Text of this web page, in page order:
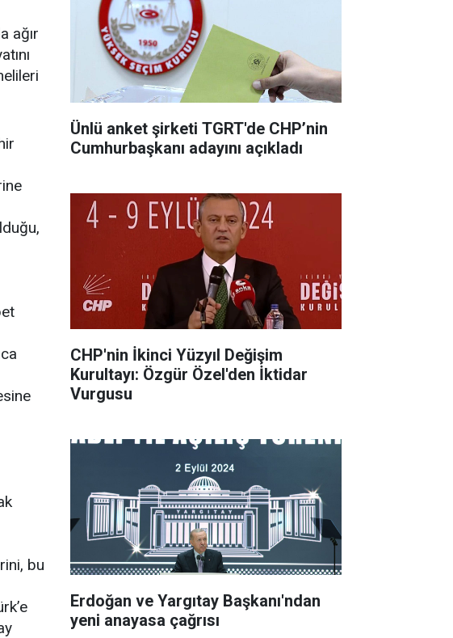
ağır
bu
Ünlü anket şirketi TGRT'de CHP’nin
Cumhurbaşkanı adayını açıkladı
CHP'nin İkinci Yüzyıl Değişim
Kurultayı: Özgür Özel'den İktidar
Vurgusu
Erdoğan ve Yargıtay Başkanı'ndan
yeni anayasa çağrısı